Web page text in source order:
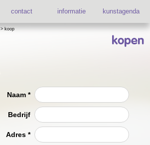
contact informatie kunstagenda
> koop
kopen
Naam *
Bedrijf
Adres *